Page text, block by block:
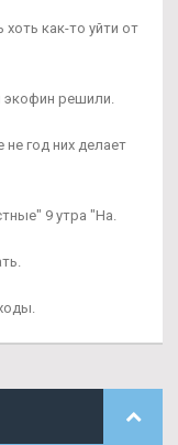
хоть как-то уйти от
экофин решили.
год них делает
9 утра "На.